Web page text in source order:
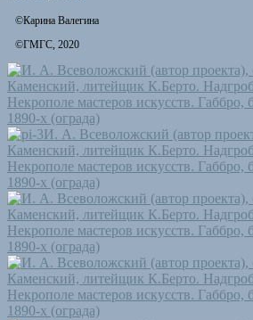
©Карина Валегина
©ГМГС, 2020